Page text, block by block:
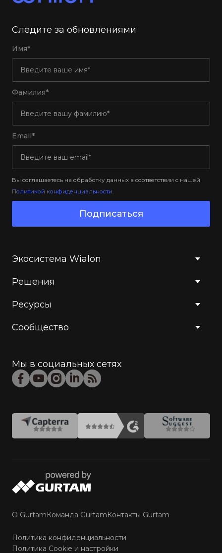
Следите за обновлениями
Имя*
Фамилия*
Email*
Вы соглашаетесь на обработку данных в соответствии с нашей
Политикой конфиденциальности
Подписаться
Экосистема Wialon
Решения
Ресурсы
Сообщество
Мы в социальных сетях
О GurtamКоманда GurtamКонтакты Gurtam
Политика конфиденциальности
Политика Cookie и настройки